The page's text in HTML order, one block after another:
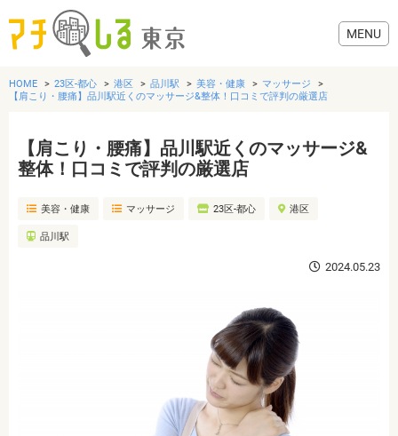
グルメ
美容・健康
HOME 23区-都心 港区 品川駅 美容・健康
マッサージ
【肩こり・腰痛】品川駅近くのマッサージ&整体！口コミで評判の厳選店
【肩こり・腰痛】品川駅近くのマッサージ&
整体！口コミで評判の厳選店
美容・健康 マッサージ 23区-都心 港区
品川駅
2024.05.23